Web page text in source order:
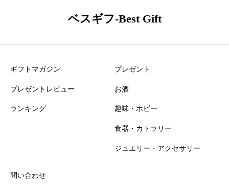
ュー
星の数をお選びください
ベスギフ-Best Gift
ギフトマガジン
プレゼントレビュー
ランキング
プレゼント
お酒
趣味・ホビー
食器・カトラリー
ジュエリー・アクセサリー
問い合わせ